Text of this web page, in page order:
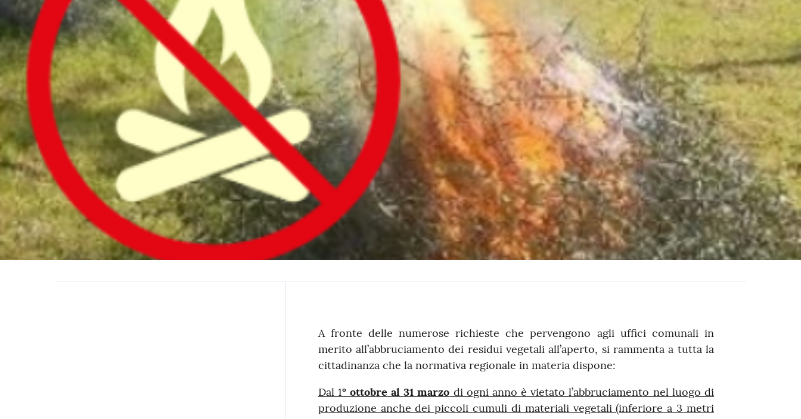
Contenuto
A fronte delle numerose richieste che pervengono agli uffici comunali in
merito all’abbruciamento dei residui vegetali all’aperto, si rammenta a tutta la
cittadinanza che la normativa regionale in materia dispone:
Dal 1° ottobre al 31 marzo di ogni anno è vietato l’abbruciamento nel luogo di
produzione anche dei piccoli cumuli di materiali vegetali (inferiore a 3 metri